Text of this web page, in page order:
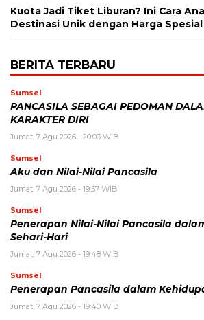
Kuota Jadi Tiket Liburan? Ini Cara
Destinasi Unik dengan Harga Spesial
BERITA TERBARU
Sumsel
PANCASILA SEBAGAI PEDOMAN
KARAKTER DIRI
Jumat, 7 Agu 2026 - 20:03 WIB
Sumsel
Aku dan Nilai-Nilai Pancasila
Jumat, 7 Agu 2026 - 19:57 WIB
Sumsel
Penerapan Nilai-Nilai Pancasila
Sehari-Hari
Jumat, 7 Agu 2026 - 19:48 WIB
Sumsel
Penerapan Pancasila dalam
Jumat, 7 Agu 2026 - 19:40 WIB